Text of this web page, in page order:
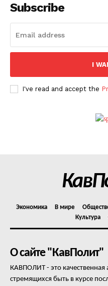
О нас
Политика
Subscribe
I
I've read and accept the
Экономика В мире
Культура
О сайте "КавПолит"
КАВПОЛИТ - это
стремящихся быть в курсе